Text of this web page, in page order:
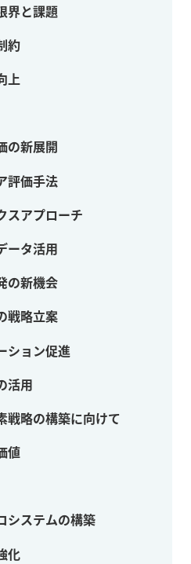
界と課題
約
上
の新展開
評価手法
スアプローチ
ータ活用
の新機会
戦略立案
ション促進
活用
戦略の構築に向けて
値
システムの構築
化